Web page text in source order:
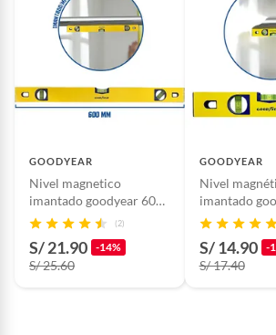
Productos hechos a medida.
Pinturas de color a pedido.
Plantas.
Productos que hayan sido previamente
Baterías de auto.
Licores y cigarros electrónicos.
GOODYEAR
Nivel magnetico
imantado goodyear 600
mm crv
(2)
S/ 21.90 -14%
S/ 25.60
GOODYEAR
Nivel
imantado
mm crv
S/ 14.90 -
S/ 17.40